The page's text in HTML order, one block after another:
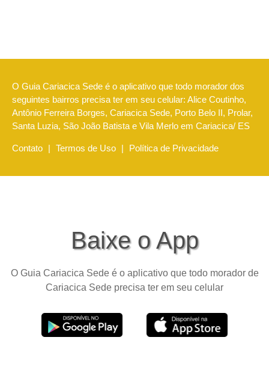
O Guia Cariacica Sede é o aplicativo que todo morador dos
seguintes bairros precisa ter em seu celular: Alice Coutinho,
Antônio Ferreira Borges, Cariacica Sede, Porto Belo II, Prolar,
Santa Luzia, São João Batista e Vila Merlo em Cariacica/ ES
Contato | Termos de Uso | Política de Privacidade
Baixe o App
O Guia Cariacica Sede é o aplicativo que todo morador de
Cariacica Sede precisa ter em seu celular